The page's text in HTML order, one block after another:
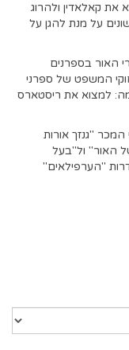
את קאלאדין ולהרוג
על מנת להגן על
האור בספרנים
המשפט של ספרני
למצוא את ריסטארס
"גנזך אורות
האור" ול"בעל
"הערפילאים"